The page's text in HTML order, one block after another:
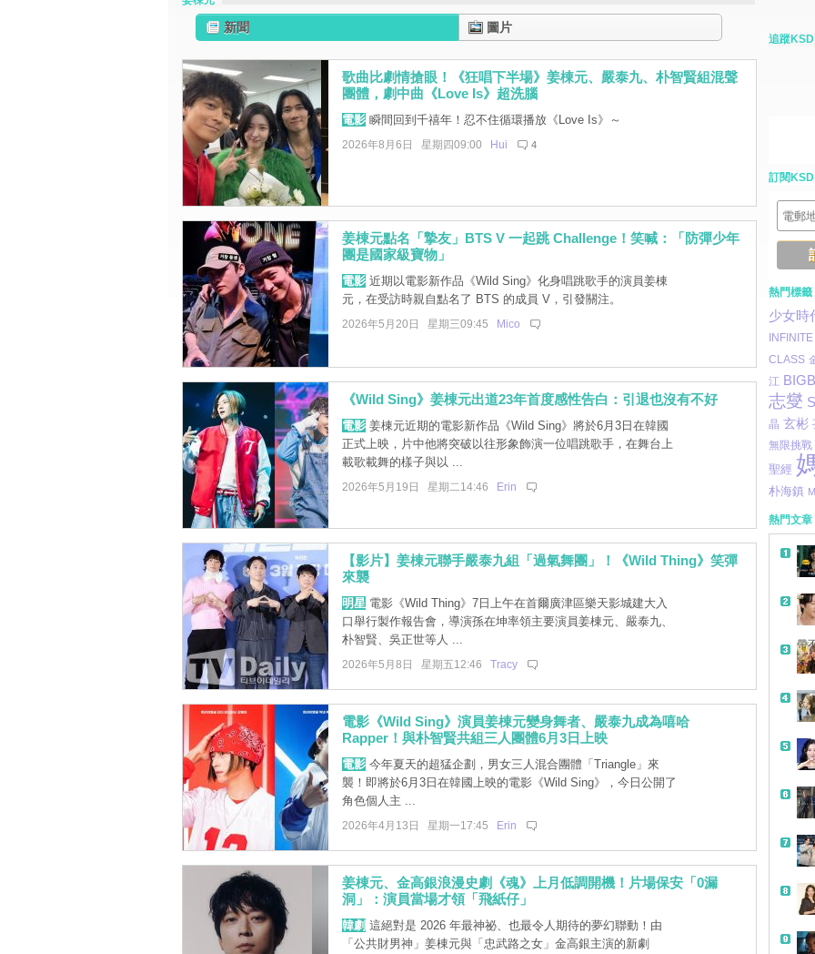
新聞 圖片
歌曲比劇情搶眼！《狂唱下半場》姜棟元、嚴泰九、朴智賢組混聲
團體，劇中曲《Love Is》超洗腦
電影瞬間回到千禧年！忍不住循環播放《Love Is》～
2026年8月6日 星期四09:00 Hui 4
姜棟元點名「摯友」BTS V 一起跳 Challenge！笑喊：「防彈少年
團是國家級寶物」
電影近期以電影新作品《Wild Sing》化身唱跳歌手的演員姜棟
元，在受訪時親自點名了 BTS 的成員 V，引發關注。
2026年5月20日 星期三09:45 Mico
《Wild Sing》姜棟元出道23年首度感性告白：引退也沒有不好
電影姜棟元近期的電影新作品《Wild Sing》將於6月3日在韓國
正式上映，片中他將突破以往形象飾演一位唱跳歌手，在舞台上
載歌載舞的樣子與以 ...
2026年5月19日 星期二14:46 Erin
【影片】姜棟元聯手嚴泰九組「過氣舞團」！《Wild Thing》笑彈
來襲
明星電影《Wild Thing》7日上午在首爾廣津區樂天影城建大入
口舉行製作報告會，導演孫在坤率領主要演員姜棟元、嚴泰九、
朴智賢、吳正世等人 ...
2026年5月8日 星期五12:46 Tracy
電影《Wild Sing》演員姜棟元變身舞者、嚴泰九成為嘻哈
Rapper！與朴智賢共組三人團體6月3日上映
電影今年夏天的超猛企劃，男女三人混合團體「Triangle」來
襲！即將於6月3日在韓國上映的電影《Wild Sing》，今日公開了
角色個人主 ...
2026年4月13日 星期一17:45 Erin
姜棟元、金高銀浪漫史劇《魂》上月低調開機！片場保安「0漏
洞」：演員當場才領「飛紙仔」
韓劇 這絕對是 2026 年最神祕、也最令人期待的夢幻聯動！由
「公共財男神」姜棟元與「忠武路之女」金高銀主演的新劇
追蹤KSD
訂閱KSD
熱門標籤
少女時
INFINITE
CLASS
江
志燮
晶 玄彬
無限挑戰
聖經
朴海鎮
熱門文章
帶